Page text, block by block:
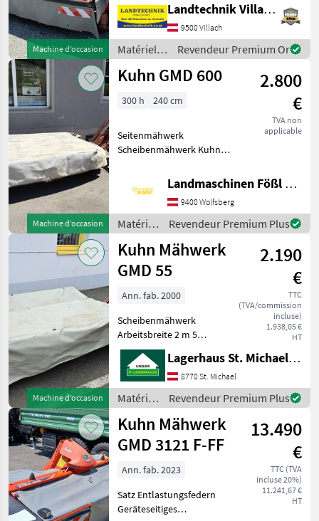
Machine d’occasion
version traînée, système de
fixation rapide des lames,
protection hydraulique
extérieure, régl
Landtechnik Villach GmbH
9500 Villach
Matériels
de
fenaison /
Revendeur Premium Or
Machine d’occasion
Kuhn GMD 600
2.800
€
TVA non
applicable
300 h 240 cm
Seitenmähwerk
Scheibenmähwerk Kuhn
Gelenkwelle - hydraulische
Hochklappung
Basculement: Basculement
hydraulique, Faucheuses
arrières, Régla
Landmaschinen Fößl GmbH, Landmaschinen, Schmiede, Schlosserei
9400 Wolfsberg
Matériels
de
fenaison
/ Kuhn
Revendeur Premium Plus
Machine d’occasion
Kuhn Mähwerk
GMD 55
2.190
€
TTC
(TVA/commission
incluse)
1.938,05 €
HT
Ann. fab. 2000
Scheibenmähwerk
Arbeitsbreite 2 m 5
Mähscheiben Hydraulisch
Hochstellung Um Ihnen
unnötige Wartezeiten oder
Wegstrecken zu ersparen,
bitten wir Sie um vorherige
K
Lagerhaus St. Michael ob Leoben eGen
8770 St. Michael
Matériels
de
fenaison
/ Kuhn
Revendeur Premium Plus
Kuhn Mähwerk
GMD 3121 F-FF
13.490
€
TTC (TVA
incluse 20%)
11.241,67 €
HT
Ann. fab. 2023
Satz Entlastungsfedern
Geräteseitiges